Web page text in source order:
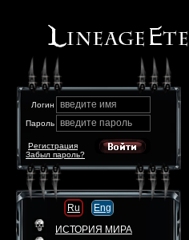
Логин введите имя
Пароль введите пароль
Забыл пароль?
Регистрация
Ru
Eng
ИСТОРИЯ МИРА